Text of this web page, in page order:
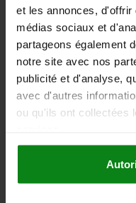
et les annonces,
médias sociaux et
partageons également
notre site avec nos
publicité et d'analyse,
avec d'autres
ou qu'ils ont collectées
LEVIER DE
ACIER INOX. 1.4305,
FILETAGE (INCH)=5/16-18
NOMBRE DE DENTS =22